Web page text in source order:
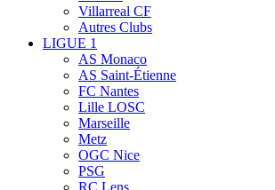
Villarreal CF
Autres Clubs
LIGUE 1
AS Monaco
AS Saint-Étienne
FC Nantes
Lille LOSC
Marseille
Metz
OGC Nice
PSG